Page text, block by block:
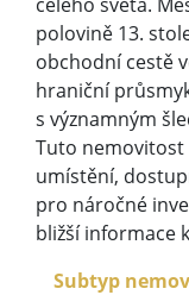
polovině 13.
obchodní cestě
hraniční
s významným
Tuto
umístění,
pro náročné
bližší informace
Subtyp